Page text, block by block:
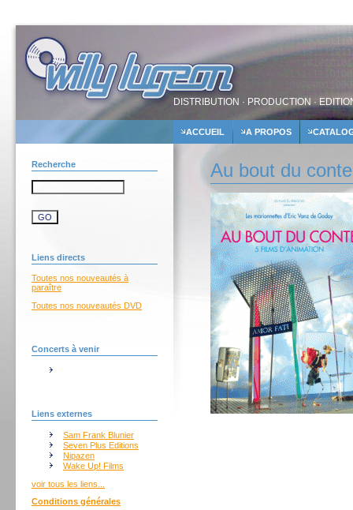
DISTRIBUTION · PRODUCTION ·
ACCUEIL A PROPOS
Recherche
Liens directs
Toutes nos nouveautés à
paraître
Toutes nos nouveautés DVD
Concerts à venir
Liens externes
Sam Frank Blunier
Seven Plus Editions
Nipazen
Wake Up! Films
voir tous les liens...
Conditions générales
Au bout du